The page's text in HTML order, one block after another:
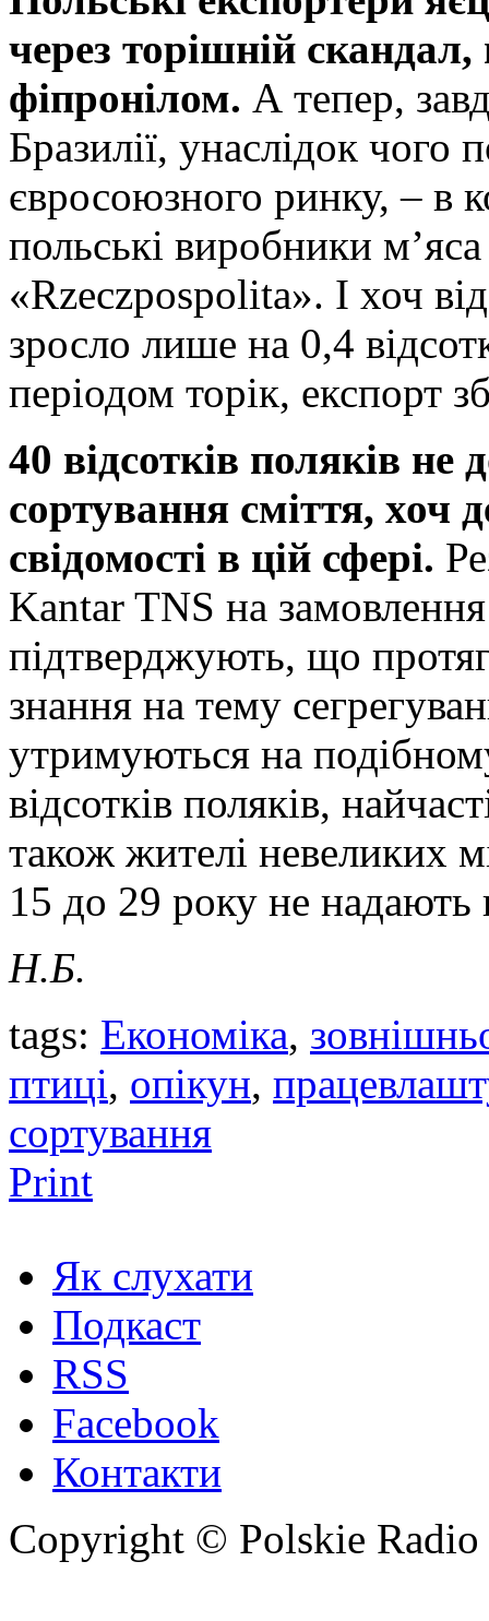
через торішній
фіпронілом. А тепер,
Бразилії, унаслідок чого
євросоюзного ринку, – в
польські виробники
«Rzeczpospolita». І хоч
зросло лише на 0,4
періодом торік, експорт
40 відсотків поляків
сортування сміття, хоч
свідомості в цій сфері.
Kantar TNS на
підтверджують, що
знання на тему
утримуються на
відсотків поляків,
також жителі невеликих
15 до 29 року не надають
Н.Б.
tags: Економіка,
птиці, опікун,
сортування
Print
Як слухати
Подкаст
RSS
Facebook
Контакти
Copyright © Polskie